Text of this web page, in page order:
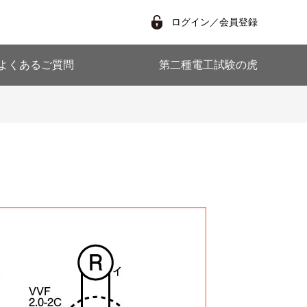
ログイン／会員登録
くあるご質問 第二種電工試験の虎